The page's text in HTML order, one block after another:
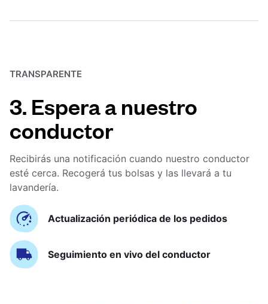
TRANSPARENTE
3. Espera a nuestro
conductor
Recibirás una notificación cuando nuestro conductor
esté cerca. Recogerá tus bolsas y las llevará a tu
lavandería.
Actualización periódica de los pedidos
Seguimiento en vivo del conductor